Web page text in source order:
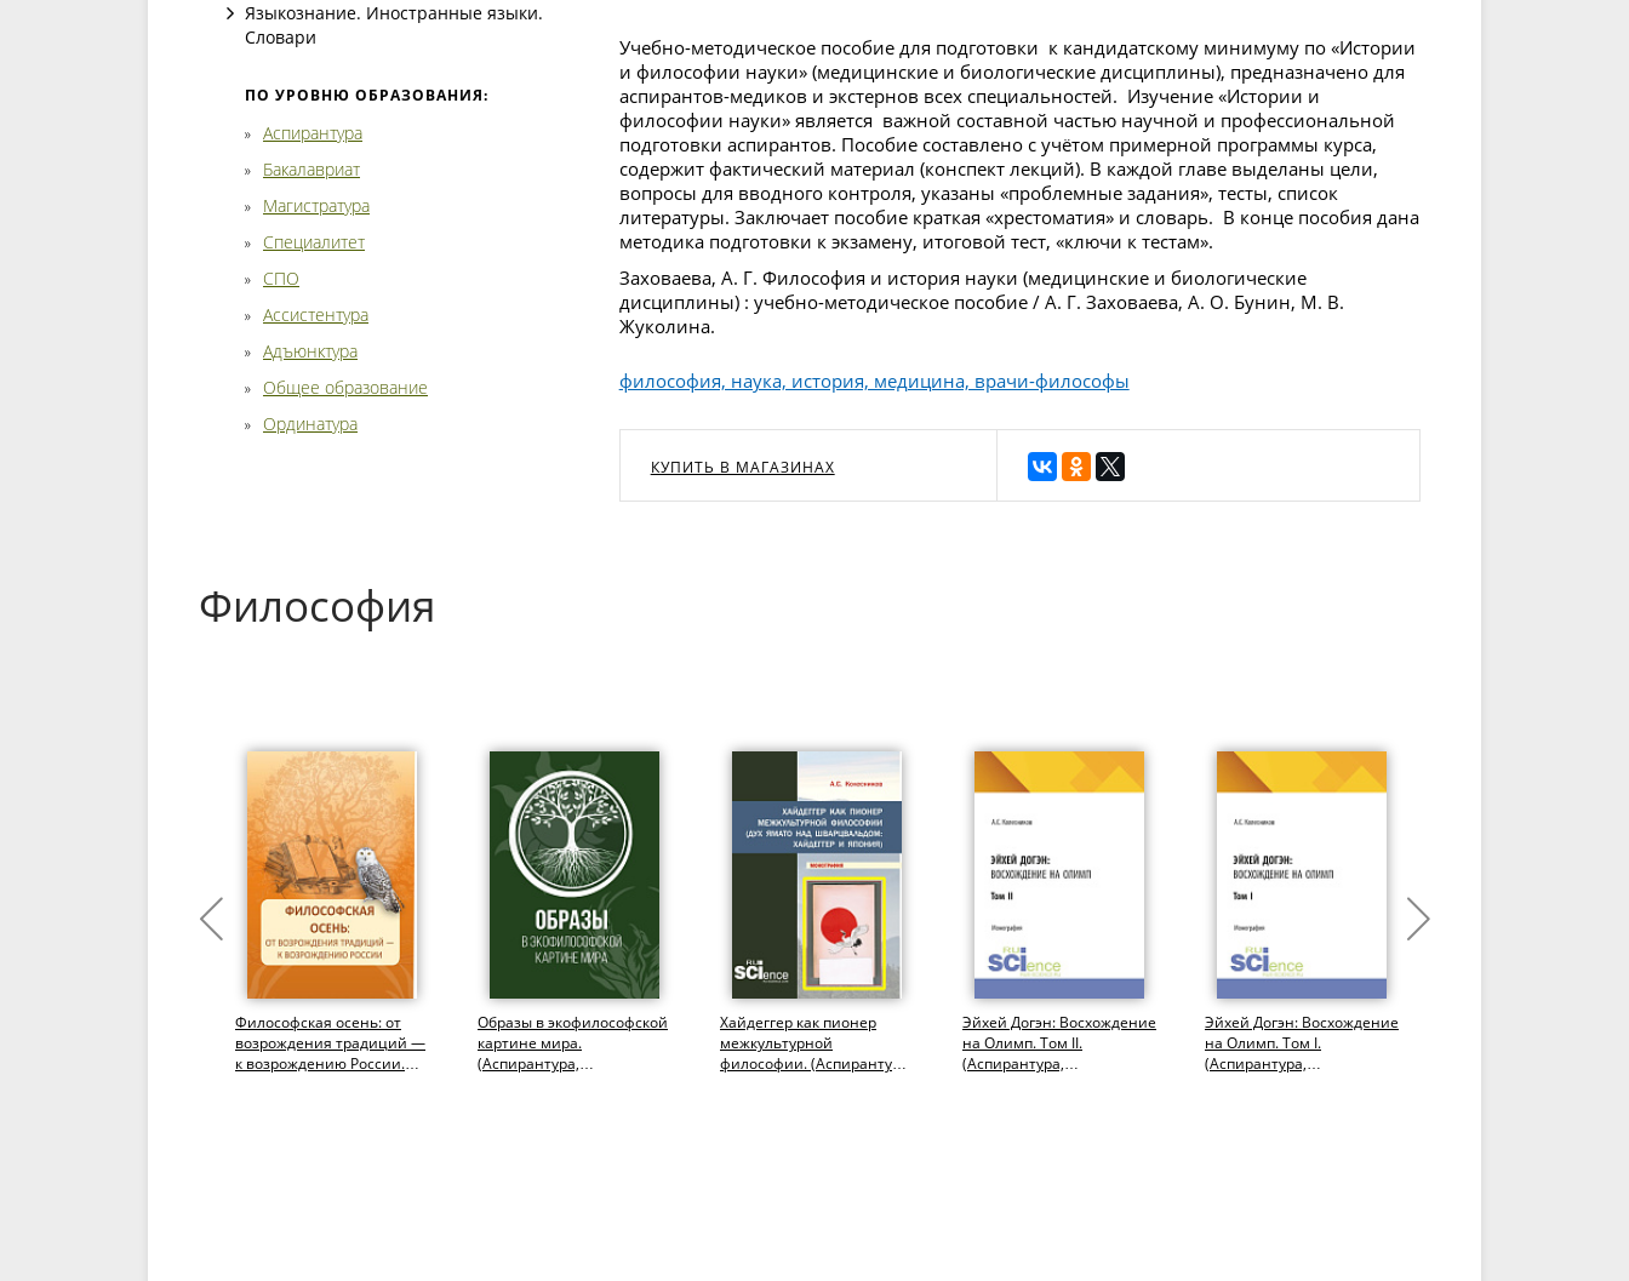
Языкознание. Иностранные языки.
Словари
ПО УРОВНЮ ОБРАЗОВАНИЯ:
Аспирантура
Бакалавриат
Магистратура
Специалитет
СПО
Ассистентура
Адъюнктура
Общее образование
Ординатура
Учебно-методическое пособие для подготовки к кандидатскому минимуму по «Истории
и философии науки» (медицинские и биологические дисциплины), предназначено для
аспирантов-медиков и экстернов всех специальностей. Изучение «Истории и
философии науки» является важной составной частью научной и профессиональной
подготовки аспирантов. Пособие составлено с учётом примерной программы курса,
содержит фактический материал (конспект лекций). В каждой главе выделаны цели,
вопросы для вводного контроля, указаны «проблемные задания», тесты, список
литературы. Заключает пособие краткая «хрестоматия» и словарь. В конце пособия дана
методика подготовки к экзамену, итоговой тест, «ключи к тестам».
Заховаева, А. Г. Философия и история науки (медицинские и биологические
дисциплины) : учебно-методическое пособие / А. Г. Заховаева, А. О. Бунин, М. В.
Жуколина.
философия, наука, история, медицина, врачи-философы
КУПИТЬ В МАГАЗИНАХ
Философия
Философская осень: от
возрождения традиций —
к возрождению России.
Образы в экофилософской
картине мира.
(Аспирантура,
Хайдеггер как пионер
межкультурной
философии. (Аспирантура,
Эйхей Догэн: Восхождение
на Олимп. Том II.
(Аспирантура,
Эйхей Догэн: Восхождение
на Олимп. Том I.
(Аспирантура,